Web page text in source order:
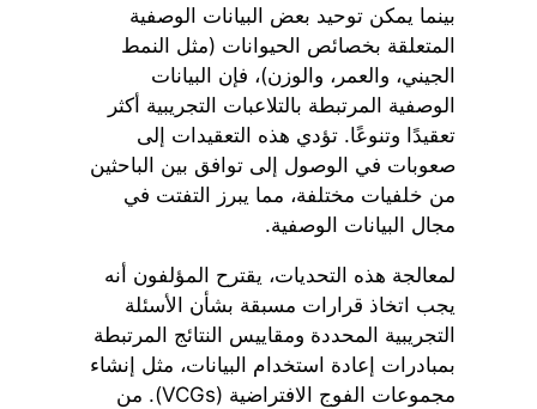
بينما يمكن توحيد بعض البيانات الوصفية
المتعلقة بخصائص الحيوانات (مثل النمط
الجيني، والعمر، والوزن)، فإن البيانات
الوصفية المرتبطة بالتلاعبات التجريبية أكثر
تعقيدًا وتنوعًا. تؤدي هذه التعقيدات إلى
صعوبات في الوصول إلى توافق بين الباحثين
من خلفيات مختلفة، مما يبرز التفتت في
مجال البيانات الوصفية.
لمعالجة هذه التحديات، يقترح المؤلفون أنه
يجب اتخاذ قرارات مسبقة بشأن الأسئلة
التجريبية المحددة ومقاييس النتائج المرتبطة
بمبادرات إعادة استخدام البيانات، مثل إنشاء
مجموعات الفوج الافتراضية (VCGs). من